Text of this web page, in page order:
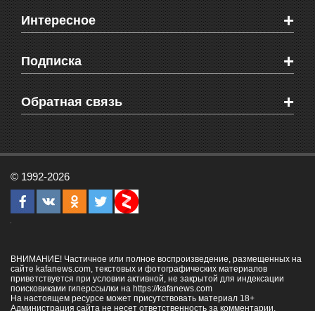
Новости Феодосии
Новости Крыма
Мировые новости
Объявления
Здоровье
СМС мнения читателей
Интересное +
Видео о Феодосии
Веб-камеры Феодосии
Блоги феодосийцев
Школы Феодосии
Подписка +
Печатная версия газеты "Кафа"
RSS
Обратная связь +
Рекламодателям
Контактная информация
© 1992-2026
ВНИМАНИЕ! Частичное или полное воспроизведение, размещенных на
сайте kafanews.com, текстовых и фотографических материалов
приветствуется при условии активной, не закрытой для индексации
поисковиками гиперссылки на https://kafanews.com
На настоящем ресурсе может присутствовать материал 18+
Администрация сайта не несет ответственность за комментарии,